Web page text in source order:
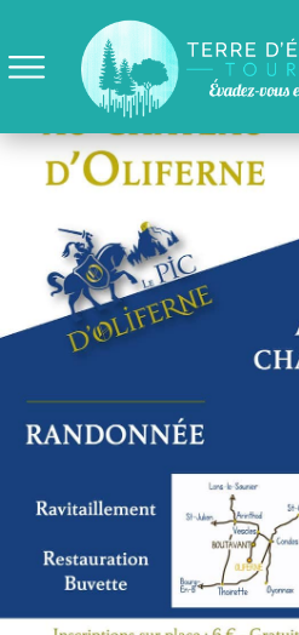
Panneau de gestion des cookies